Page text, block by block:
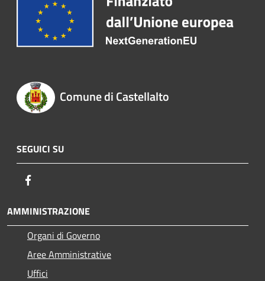
Comune di Castellalto
SEGUICI SU
AMMINISTRAZIONE
Organi di Governo
Aree Amministrative
Uffici